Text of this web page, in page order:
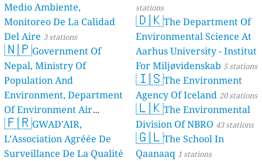
Medio Ambiente,
Monitoreo De La Calidad
Del Aire 3 stations
🇳🇵Government Of
Nepal, Ministry Of
Population And
Environment, Department
Of Environment Air
Quality Monitoring
stations
🇫🇷GWAD'AIR,
L’Association Agréée De
Surveillance De La Qualité
stations
🇩🇰The Department Of
Environmental Science At
Aarhus University - Institut
For Miljøvidenskab 5 stations
🇮🇸The Environment
Agency Of Iceland 20 stations
🇱🇰The Environmental
Division Of NBRO 43 stations
🇬🇱The School In
Qaanaaq 1 stations